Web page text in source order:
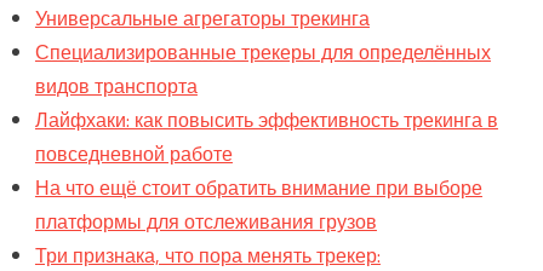
Универсальные агрегаторы трекинга
Специализированные трекеры для определённых
видов транспорта
Лайфхаки: как повысить эффективность трекинга в
повседневной работе
На что ещё стоит обратить внимание при выборе
платформы для отслеживания грузов
Три признака, что пора менять трекер: